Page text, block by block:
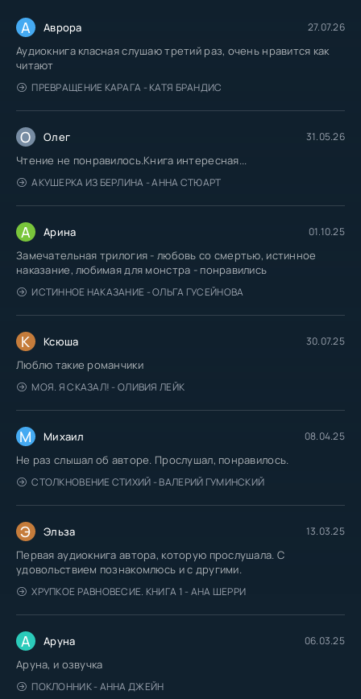
А Аврора 27.07.26
Аудиокнига класная слушаю третий раз, очень нравится как
читают
ПРЕВРАЩЕНИЕ КАРАГА - КАТЯ БРАНДИС
О Олег 31.05.26
Чтение не понравилось.Книга интересная...
АКУШЕРКА ИЗ БЕРЛИНА - АННА СТЮАРТ
А Арина 01.10.25
Замечательная трилогия - любовь со смертью, истинное
наказание, любимая для монстра - понравились
ИСТИННОЕ НАКАЗАНИЕ - ОЛЬГА ГУСЕЙНОВА
К Ксюша 30.07.25
Люблю такие романчики
МОЯ. Я СКАЗАЛ! - ОЛИВИЯ ЛЕЙК
М Михаил 08.04.25
Не раз слышал об авторе. Прослушал, понравилось.
СТОЛКНОВЕНИЕ СТИХИЙ - ВАЛЕРИЙ ГУМИНСКИЙ
Э Эльза 13.03.25
Первая аудиокнига автора, которую прослушала. С
удовольствием познакомлюсь и с другими.
ХРУПКОЕ РАВНОВЕСИЕ. КНИГА 1 - АНА ШЕРРИ
А Аруна 06.03.25
Аруна, и озвучка
ПОКЛОННИК - АННА ДЖЕЙН